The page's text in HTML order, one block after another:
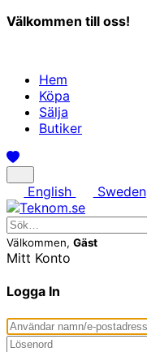
Välkommen till oss!
Hem
Köpa
Sälja
Butiker
English Sweden
Välkommen, Gäst
Mitt Konto
Logga In